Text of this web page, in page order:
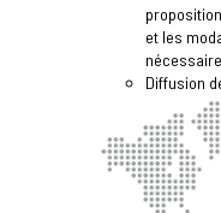
et les
Diffusion